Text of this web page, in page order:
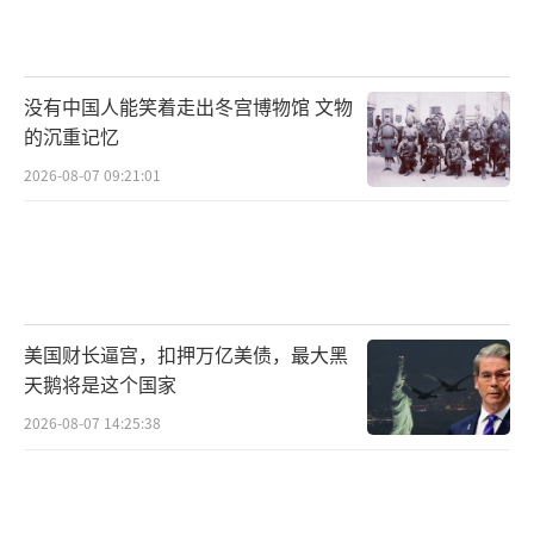
没有中国人能笑着走出冬宫博物馆 文物
的沉重记忆
2026-08-07 09:21:01
美国财长逼宫，扣押万亿美债，最大黑
天鹅将是这个国家
2026-08-07 14:25:38